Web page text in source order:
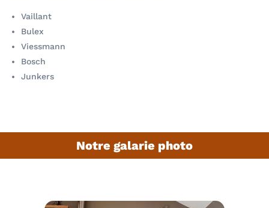
Vaillant
Bulex
Viessmann
Bosch
Junkers
Notre galarie photo